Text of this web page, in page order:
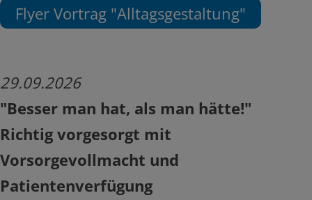
Flyer Vortrag "Alltagsgestaltung"
29.09.2026
"Besser man hat, als man hätte!"
Richtig vorgesorgt mit
Vorsorgevollmacht und
Patientenverfügung